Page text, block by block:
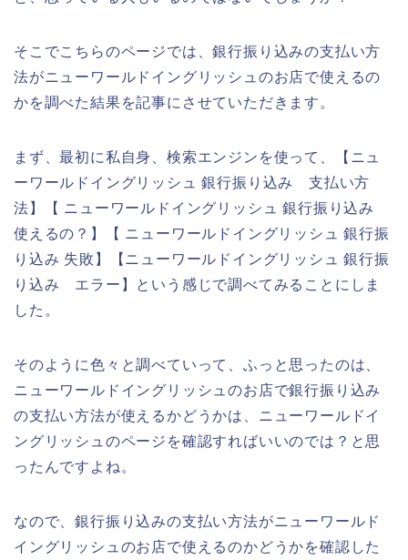
そこでこちらのページでは、銀行振り込みの支払い方
法がニューワールドイングリッシュのお店で使えるの
かを調べた結果を記事にさせていただきます。
まず、最初に私自身、検索エンジンを使って、【ニュ
ーワールドイングリッシュ 銀行振り込み 支払い方
法】【 ニューワールドイングリッシュ 銀行振り込み
使えるの？】【 ニューワールドイングリッシュ 銀行振
り込み 失敗】【ニューワールドイングリッシュ 銀行振
り込み エラー】という感じで調べてみることにしま
した。
そのように色々と調べていって、ふっと思ったのは、
ニューワールドイングリッシュのお店で銀行振り込み
の支払い方法が使えるかどうかは、ニューワールドイ
ングリッシュのページを確認すればいいのでは？と思
ったんですよね。
なので、銀行振り込みの支払い方法がニューワールド
イングリッシュのお店で使えるのかどうかを確認した